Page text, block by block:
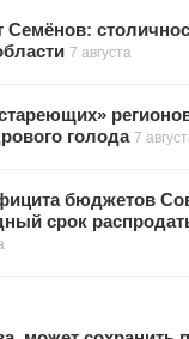
Семёнов:
7 августа
голода 7
бюджетов
срок